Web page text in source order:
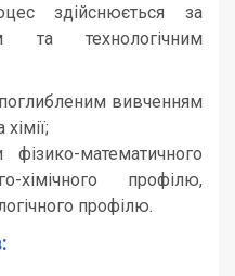
здійснюється за
та технологічним
вивченням
математичного
профілю,
профілю.